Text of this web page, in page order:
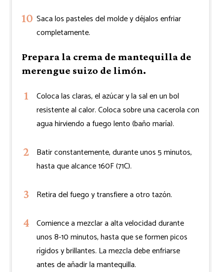
Saca los pasteles del molde y déjalos enfriar
completamente.
Prepara la crema de mantequilla de
merengue suizo de limón.
Coloca las claras, el azúcar y la sal en un bol
resistente al calor. Coloca sobre una cacerola con
agua hirviendo a fuego lento (baño maría).
Batir constantemente, durante unos 5 minutos,
hasta que alcance 160F (71C).
Retira del fuego y transfiere a otro tazón.
Comience a mezclar a alta velocidad durante
unos 8-10 minutos, hasta que se formen picos
rígidos y brillantes. La mezcla debe enfriarse
antes de añadir la mantequilla.